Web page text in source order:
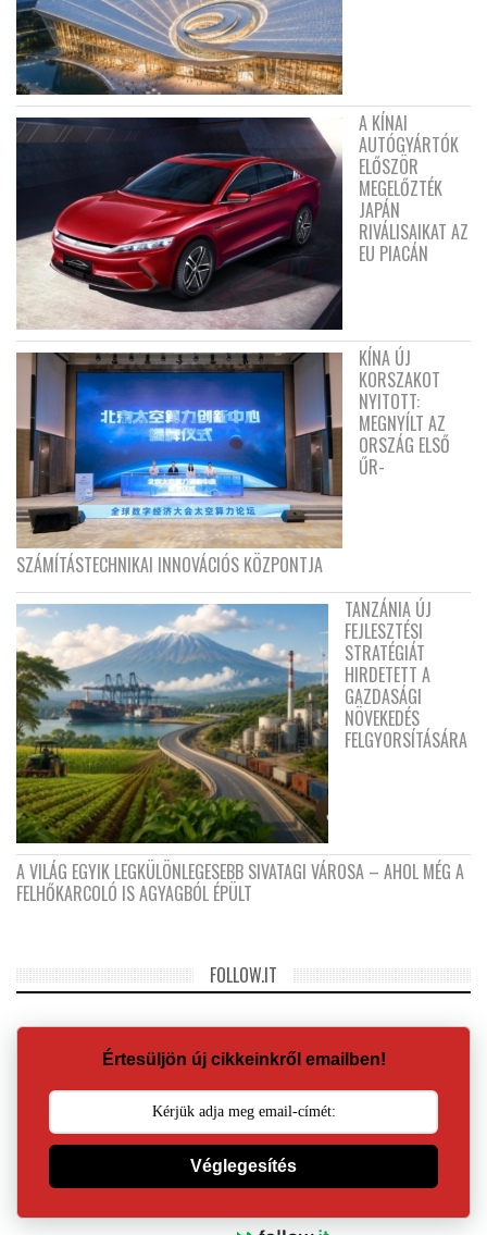
A KÍNAI
AUTÓGYÁRTÓK
ELŐSZÖR
MEGELŐZTÉK
JAPÁN
RIVÁLISAIKAT AZ
EU PIACÁN
KÍNA ÚJ
KORSZAKOT
NYITOTT:
MEGNYÍLT AZ
ORSZÁG ELSŐ
ŰR-
SZÁMÍTÁSTECHNIKAI INNOVÁCIÓS KÖZPONTJA
TANZÁNIA ÚJ
FEJLESZTÉSI
STRATÉGIÁT
HIRDETETT A
GAZDASÁGI
NÖVEKEDÉS
FELGYORSÍTÁSÁRA
A VILÁG EGYIK LEGKÜLÖNLEGESEBB SIVATAGI VÁROSA – AHOL MÉG A
FELHŐKARCOLÓ IS AGYAGBÓL ÉPÜLT
FOLLOW.IT
Értesüljön új cikkeinkről emailben!
Véglegesítés